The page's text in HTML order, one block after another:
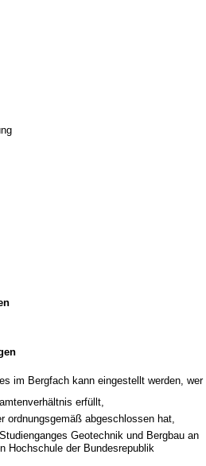
im Bergfach kann eingestellt werden, wer
erfüllt,
ordnungsgemäß abgeschlossen hat,
Geotechnik und Bergbau an
Hochschule der Bundesrepublik